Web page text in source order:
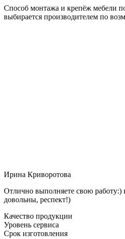
Способ монтажа и крепёж мебели
выбирается производителем по
Ирина Криворотова
Отлично выполняете свою работу:)
довольны, респект!)
Качество продукции
Уровень сервиса
Срок изготовления